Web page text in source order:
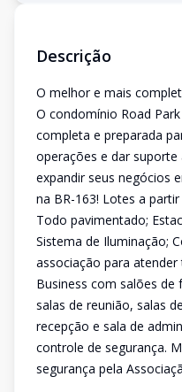
Descrição
O melhor e mais
O condomínio Road
completa e preparada
operações e dar suporte
expandir seus negócios
na BR-163! Lotes a
Todo pavimentado;
Sistema de Iluminação;
associação para
Business com salões de
salas de reunião, salas
recepção e sala de
controle de segurança.
segurança pela